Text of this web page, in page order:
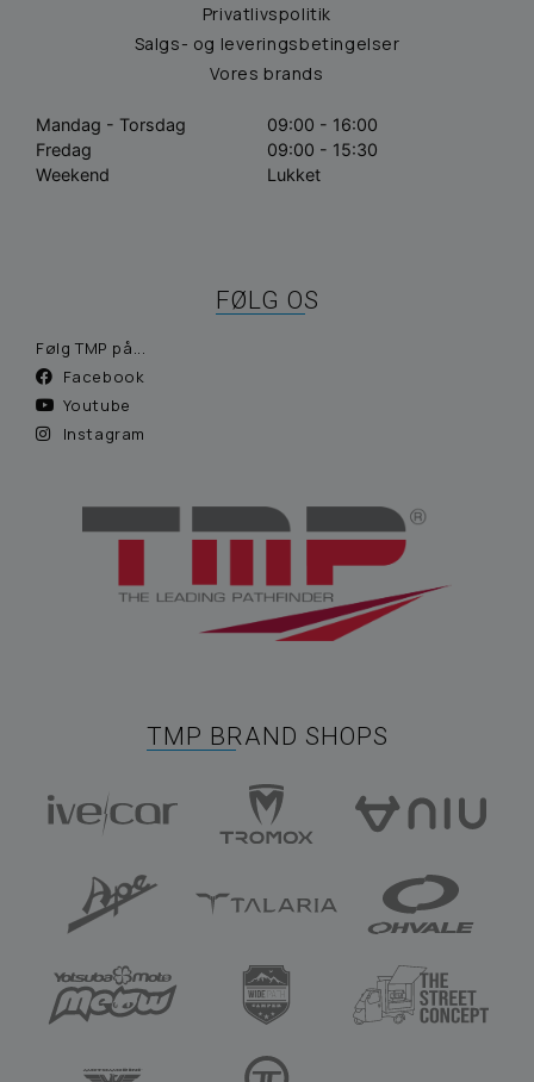
Privatlivspolitik
Salgs- og leveringsbetingelser
Vores brands
Mandag - Torsdag
09:00 - 16:00
Fredag
09:00 - 15:30
Weekend
Lukket
FØLG OS
Følg TMP på...
Facebook
Youtube
Instagram
TMP BRAND SHOPS